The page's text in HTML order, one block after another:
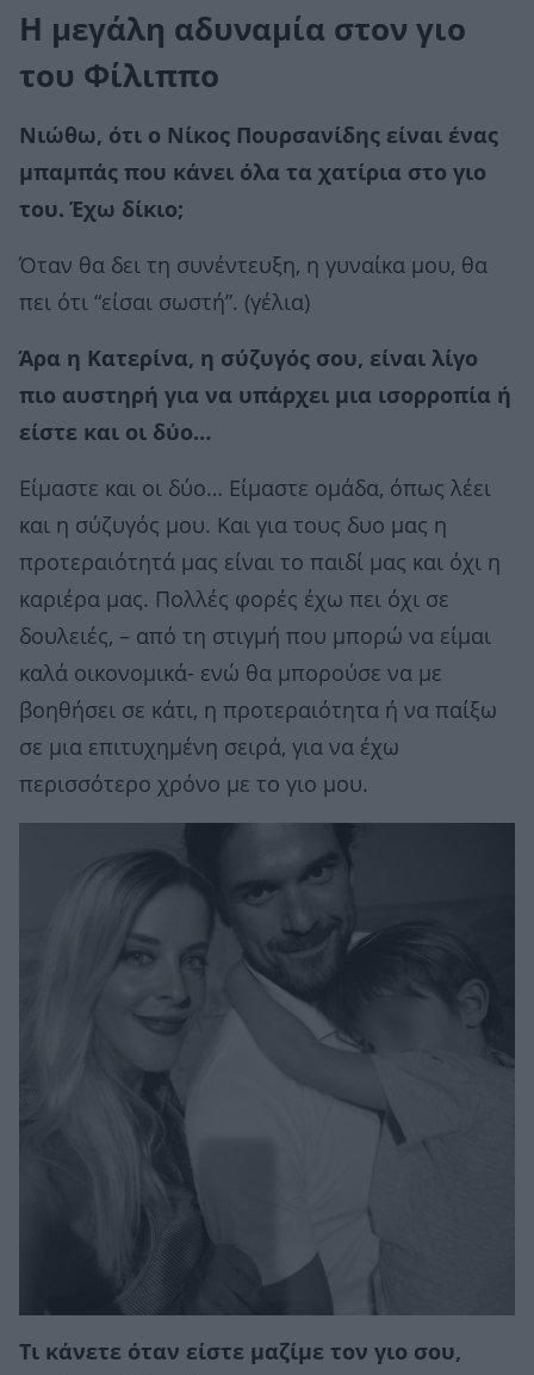
Η μεγάλη αδυναμία στον γιο
του Φίλιππο
Νιώθω, ότι ο Νίκος Πουρσανίδης είναι ένας
μπαμπάς που κάνει όλα τα χατίρια στο γιο
του. Έχω δίκιο;
Όταν θα δει τη συνέντευξη, η γυναίκα μου, θα
πει ότι “είσαι σωστή”. (γέλια)
Άρα η Κατερίνα, η σύζυγός σου, είναι λίγο
πιο αυστηρή για να υπάρχει μια ισορροπία ή
είστε και οι δύο…
Είμαστε και οι δύο… Είμαστε ομάδα, όπως λέει
και η σύζυγός μου. Και για τους δυο μας η
προτεραιότητά μας είναι το παιδί μας και όχι η
καριέρα μας. Πολλές φορές έχω πει όχι σε
δουλειές, – από τη στιγμή που μπορώ να είμαι
καλά οικονομικά- ενώ θα μπορούσε να με
βοηθήσει σε κάτι, η προτεραιότητα ή να παίξω
σε μια επιτυχημένη σειρά, για να έχω
περισσότερο χρόνο με το γιο μου.
Τι κάνετε όταν είστε μαζίμε τον γιο σου,